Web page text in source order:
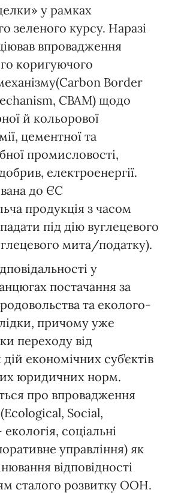
у рамках
зеленого курсу. Наразі
впровадження
коригуючого
Border
CBAM) щодо
й кольорової
цементної та
промисловості,
електроенергії.
до ЄС
продукція з часом
під дію вуглецевого
мита/податку).
у
постачання за
та еколого-
причому уже
переходу від
економічних суб’єктів
юридичних норм.
про впровадження
Social,
соціальні
управління) як
відповідності
сталого розвитку ООН.